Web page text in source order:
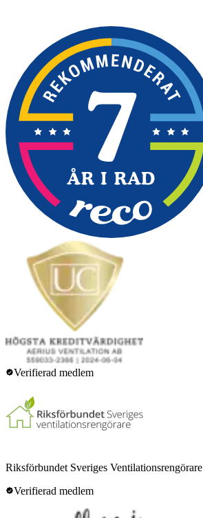
Verifierad medlem
Riksförbundet Sveriges Ventilationsrengörare
Verifierad medlem